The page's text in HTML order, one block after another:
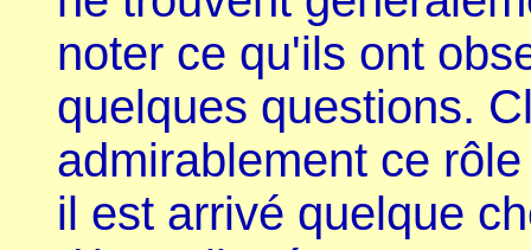
noter ce qu'ils ont
quelques questions.
admirablement ce
il est arrivé quelque